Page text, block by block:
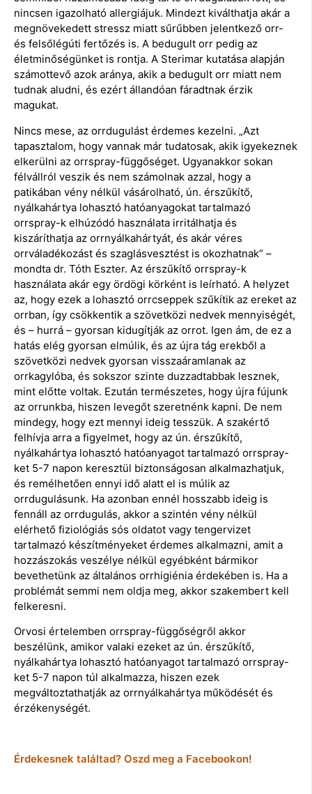
nincsen igazolható allergiájuk. Mindezt kiválthatja akár a
megnövekedett stressz miatt sűrűbben jelentkező orr-
és felsőlégúti fertőzés is. A bedugult orr pedig az
életminőségünket is rontja. A Sterimar kutatása alapján
számottevő azok aránya, akik a bedugult orr miatt nem
tudnak aludni, és ezért állandóan fáradtnak érzik
magukat.
Nincs mese, az orrdugulást érdemes kezelni. „Azt
tapasztalom, hogy vannak már tudatosak, akik igyekeznek
elkerülni az orrspray-függőséget. Ugyanakkor sokan
félvállról veszik és nem számolnak azzal, hogy a
patikában vény nélkül vásárolható, ún. érszűkítő,
nyálkahártya lohasztó hatóanyagokat tartalmazó
orrspray-k elhúzódó használata irritálhatja és
kiszáríthatja az orrnyálkahártyát, és akár véres
orrváladékozást és szaglásvesztést is okozhatnak” –
mondta dr. Tóth Eszter. Az érszűkítő orrspray-k
használata akár egy ördögi körként is leírható. A helyzet
az, hogy ezek a lohasztó orrcseppek szűkítik az ereket az
orrban, így csökkentik a szövetközi nedvek mennyiségét,
és – hurrá – gyorsan kidugítják az orrot. Igen ám, de ez a
hatás elég gyorsan elmúlik, és az újra tág erekből a
szövetközi nedvek gyorsan visszaáramlanak az
orrkagylóba, és sokszor szinte duzzadtabbak lesznek,
mint előtte voltak. Ezután természetes, hogy újra fújunk
az orrunkba, hiszen levegőt szeretnénk kapni. De nem
mindegy, hogy ezt mennyi ideig tesszük. A szakértő
felhívja arra a figyelmet, hogy az ún. érszűkítő,
nyálkahártya lohasztó hatóanyagot tartalmazó orrspray-
ket 5-7 napon keresztül biztonságosan alkalmazhatjuk,
és remélhetően ennyi idő alatt el is múlik az
orrdugulásunk. Ha azonban ennél hosszabb ideig is
fennáll az orrdugulás, akkor a szintén vény nélkül
elérhető fiziológiás sós oldatot vagy tengervizet
tartalmazó készítményeket érdemes alkalmazni, amit a
hozzászokás veszélye nélkül egyébként bármikor
bevethetünk az általános orrhigiénia érdekében is. Ha a
problémát semmi nem oldja meg, akkor szakembert kell
felkeresni.
Orvosi értelemben orrspray-függőségről akkor
beszélünk, amikor valaki ezeket az ún. érszűkítő,
nyálkahártya lohasztó hatóanyagot tartalmazó orrspray-
ket 5-7 napon túl alkalmazza, hiszen ezek
megváltoztathatják az orrnyálkahártya működését és
érzékenységét.
Érdekesnek találtad? Oszd meg a Facebookon!